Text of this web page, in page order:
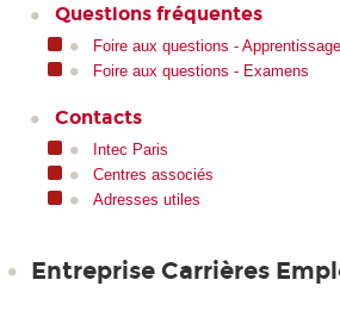
Questions fréquentes
Foire aux questions -
Foire aux questions - Examens
Contacts
Intec Paris
Centres associés
Adresses utiles
Entreprise Carrières